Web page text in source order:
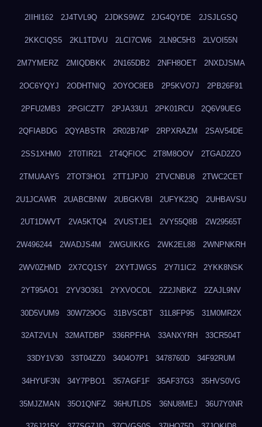
2IIHI162 2J4TVL9Q 2JDKS9WZ 2JG4QYDE 2JSJLGSQ
2KKCIQS5 2KL1TDVU 2LCI7CW6 2LN9C5H3 2LVOI55N
2M7YMERZ 2MIQDBKK 2N165DB2 2NFH8OET 2NXDJSMA
2OC6YQYJ 2ODHTNIQ 2OYOC8EB 2P5KVO7J 2PB26F91
2PFU2MB3 2PGICZT7 2PJA33U1 2PK01RCU 2Q6V9UEG
2QFIABDG 2QYABSTR 2R02B74P 2RPXRAZM 2SAV54DE
2SS1XHM0 2T0TIR21 2T4QFIOC 2T8M8OOV 2TGAD2ZO
2TMUAAY5 2TOT3HO1 2TT1JPJ0 2TVCNBU8 2TWC2CET
2U1JCAWR 2UABCBNW 2UBGKVBI 2UFYK23Q 2UHBAVSU
2UT1DWVT 2VA5KTQ4 2VUSTJE1 2VY55Q8B 2W29565T
2W496244 2WADJS4M 2WGUIKKG 2WK2EL88 2WNPNKRH
2WV0ZHMD 2X7CQ1SY 2XYTJWGS 2Y7I1IC2 2YKK8NSK
2YT95AO1 2YV3O361 2YXVOCOL 2Z2JNBKZ 2ZAJL9NV
30D5VUM9 30W729OG 31BVSCBT 31L8FP95 31M0MR2X
32AT2VLN 32MATDBP 336RPFHA 33ANXYRH 33CR504T
33DY1V30 33T04ZZ0 3404O7P1 3478760D 34F92RUM
34HYUF3N 34Y7PBO1 357AGF1F 35AF37G3 35HVS0VG
35MJZMAN 35O1QNFZ 36HUTLDS 36NU8MEJ 36U7Y0NR